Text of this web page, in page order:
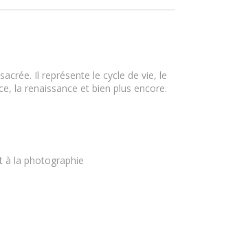
Il représente le cycle de vie, le
la renaissance et bien plus encore.
à la photographie